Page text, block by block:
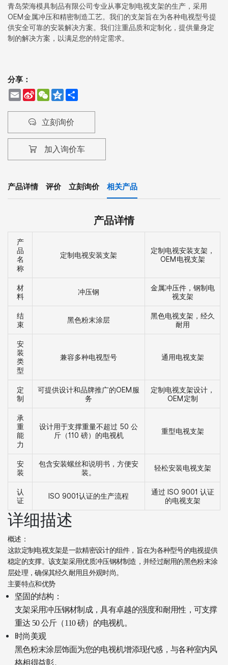
青岛荣海模具制品有限公司专业从事定制电视支架的生产，采用
OEM金属冲压和精密制造工艺。我们的支架旨在为各种电视型号提
供安全可靠的安装解决方案。我们注重品质和定制化，提供量身定
制的解决方案，以满足您的特定需求。
分享：
EmailSina
Weibo
WeChat
QzoneShare
立刻询价
加入询价车
产品详情 评价 立刻询价 相关产品
产品详情
产
品
名
称
定制电视安装支架
定制电视安装支架，
OEM电视支架
材
料
冲压钢
金属冲压件，钢制电
视支架
结
束
黑色粉末涂层
黑色电视支架，经久
耐用
安
装
类
型
兼容多种电视型号 通用电视支架
定
制
可提供设计和品牌推广的OEM服
务
定制电视支架设计，
OEM定制
承
重
能
力
设计用于支撑重量不超过 50 公
斤（110 磅）的电视机
重型电视支架
安
装
包含安装螺丝和说明书，方便安
装。
轻松安装电视支架
认
证
ISO 9001认证的生产流程
通过 ISO 9001 认证
的电视支架
详细描述
概述：
这款定制电视支架是一款精密设计的组件，旨在为各种型号的电视提供
稳定的支撑。该支架采用优质冲压钢材制造，并经过耐用的黑色粉末涂
层处理，确保其经久耐用且外观时尚。
主要特点和优势
坚固的结构：
支架采用冲压钢材制成，具有卓越的强度和耐用性，可支撑
重达 50 公斤（110 磅）的电视机。
时尚美观
黑色粉末涂层饰面为您的电视机增添现代感，与各种室内风
格相得益彰。